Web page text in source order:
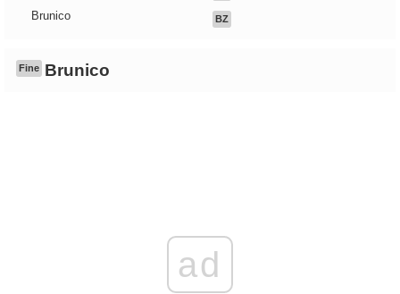
Brunico BZ
Fine Brunico
ad